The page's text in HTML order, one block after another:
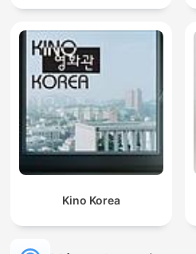
Kino Korea